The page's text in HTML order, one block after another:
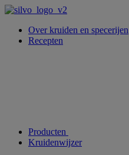
Over kruiden en specerijen
Recepten
Producten
Kruidenwijzer